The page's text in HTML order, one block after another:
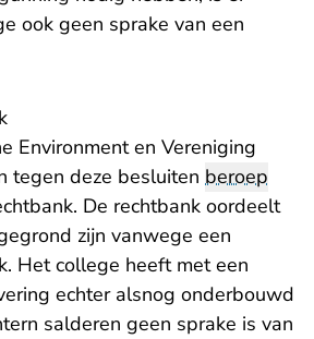
ook geen sprake van een
Environment en Vereniging
tegen deze besluiten beroep
De rechtbank oordeelt
zijn vanwege een
Het college heeft met een
echter alsnog onderbouwd
salderen geen sprake is van